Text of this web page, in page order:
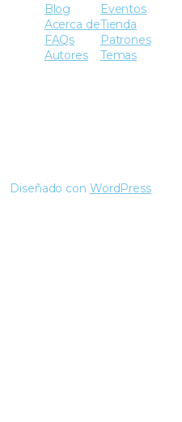
Blog
Acerca de
FAQs
Autores
Eventos
Tienda
Patrones
Temas
Diseñado con WordPress